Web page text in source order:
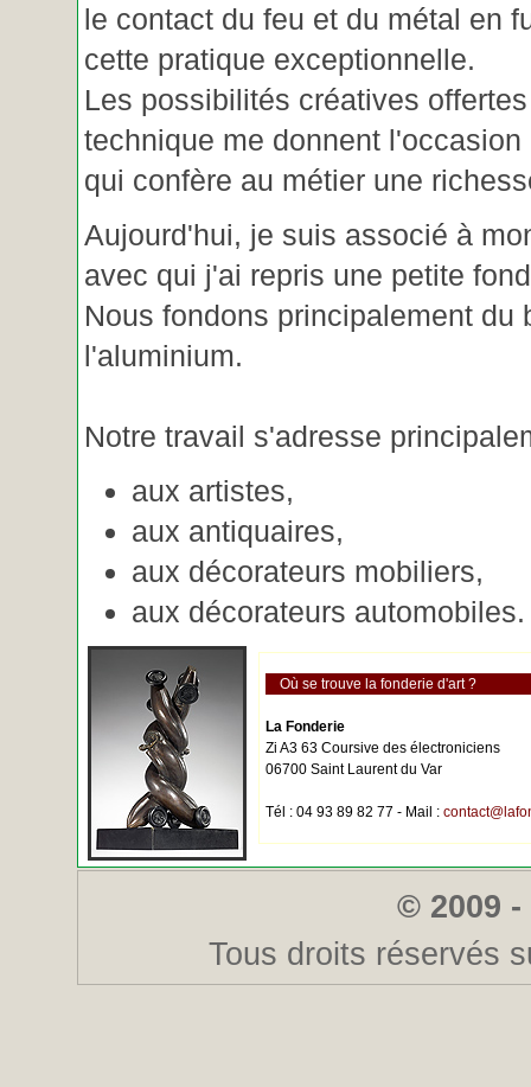
le contact du feu et du métal en
cette pratique exceptionnelle.
Les possibilités créatives
technique me donnent
qui confère au métier une
Aujourd'hui, je suis associé à
avec qui j'ai repris une petite
Nous fondons principalement
l'aluminium.
Notre travail s'adresse
aux artistes,
aux antiquaires,
aux décorateurs mobiliers,
aux décorateurs automobiles.
Où se trouve la fonderie d'art ?
La Fonderie
Zi A3 63 Coursive des électroniciens
06700 Saint Laurent du Var
Tél : 04 93 89 82 77 - Mail :
© 2009
Tous droits réservés